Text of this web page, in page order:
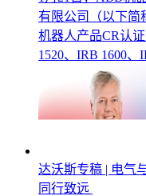
有限公司（以下简
机器人产品CR认
1520、IRB 1600、
达沃斯专稿 | 电气
同行致远